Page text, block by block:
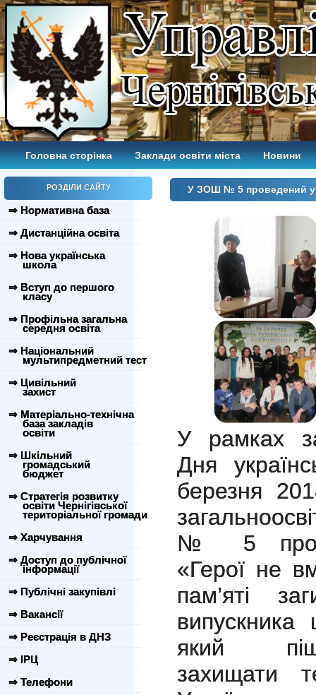
Головна сторінка Заклади освіти міста Новини
РОЗДІЛИ САЙТУ
⇒ Нормативна база
⇒ Дистанційна освіта
⇒ Нова українська
школа
⇒ Вступ до першого
класу
⇒ Профільна загальна
середня освіта
⇒ Національний
мультипредметний тест
⇒ Цивільний
захист
⇒ Матеріально-технічна
база закладів
освіти
⇒ Шкільний
громадський
бюджет
⇒ Стратегія розвитку
освіти Чернігівської
територіальної громади
⇒ Харчування
⇒ Доступ до публічної
інформації
⇒ Публічні закупівлі
⇒ Вакансії
⇒ Реєстрація в ДНЗ
⇒ ІРЦ
⇒ Телефони
У ЗОШ № 5 проведений
У рамках
Дня
березня
№ 5
«Герої не
пам’яті
який
захищати